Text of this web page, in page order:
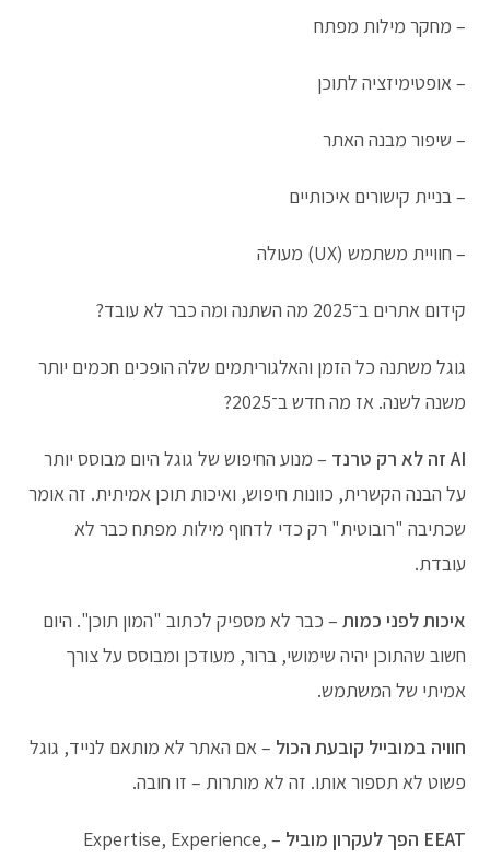
– מחקר מילות מפתח
– אופטימיזציה לתוכן
– שיפור מבנה האתר
– בניית קישורים איכותיים
– חוויית משתמש (UX) מעולה
קידום אתרים ב־2025 מה השתנה ומה כבר לא עובד?
גוגל משתנה כל הזמן והאלגוריתמים שלה הופכים חכמים יותר
משנה לשנה. אז מה חדש ב־2025?
AI זה לא רק טרנד
– מנוע החיפוש של גוגל היום מבוסס יותר
על הבנה הקשרית, כוונות חיפוש, ואיכות תוכן אמיתית. זה אומר
שכתיבה "רובוטית" רק כדי לדחוף מילות מפתח כבר לא
עובדת.
איכות לפני כמות – כבר לא מספיק לכתוב "המון תוכן". היום
חשוב שהתוכן יהיה שימושי, ברור, מעודכן ומבוסס על צורך
אמיתי של המשתמש.
חוויה במובייל קובעת הכול – אם האתר לא מותאם לנייד, גוגל
פשוט לא תספור אותו. זה לא מותרות – זו חובה.
EEAT הפך לעקרון מוביל
– Expertise, Experience,